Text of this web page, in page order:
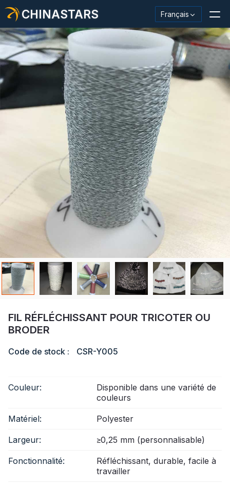
CHINASTARS Français
Matériau/ruban réfléchissant
Tissu réfléchissant de mode
Vêtements de sécurité
Matériau qui brille dans le noir.
Garniture de lavage industriel
À propos de CHINASTARS
Nouveau produit
Certificat
Catalogue
Vidéo
FIL RÉFLÉCHISSANT POUR TRICOTER OU
BRODER
Code de stock : CSR-Y005
Couleur:
Disponible dans une variété de
couleurs
Matériel: Polyester
Largeur: ≥0,25 mm (personnalisable)
Fonctionnalité:
Réfléchissant, durable, facile à
travailler